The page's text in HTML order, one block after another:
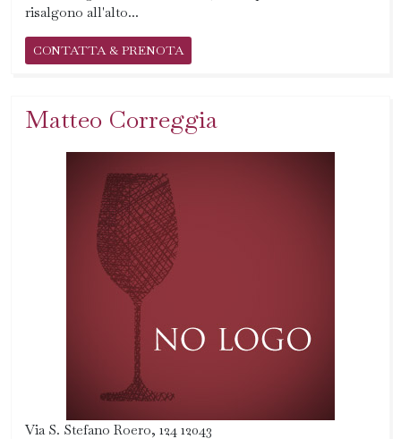
risalgono all'alto...
CONTATTA & PRENOTA
Matteo Correggia
Via S. Stefano Roero, 124 12043